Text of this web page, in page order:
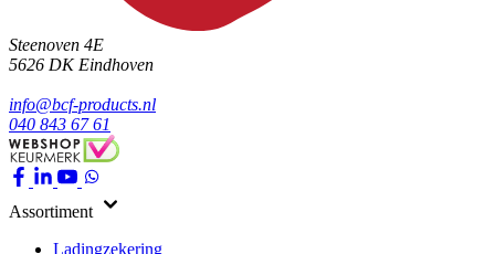
Steenoven 4E
5626 DK Eindhoven
info@bcf-products.nl
040 843 67 61
Assortiment
Ladingzekering